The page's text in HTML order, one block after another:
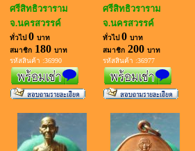
ศรีสิทธิวราราม
จ.นครสวรรค์
ทั่วไป 0 บาท
สมาชิก180 บาท
รหัสสินค้า :36990
ศรีสิทธิวราราม
จ.นครสวรรค์
ทั่วไป 0 บาท
สมาชิก200 บาท
รหัสสินค้า :36977